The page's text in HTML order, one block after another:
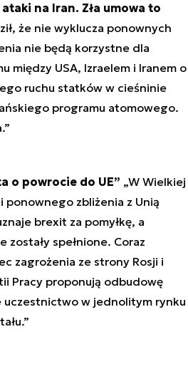
na Iran. Zła umowa to
że nie wyklucza ponownych
nie będą korzystne dla
między USA, Izraelem i Iranem o
ruchu statków w cieśninie
programu atomowego.
o powrocie do UE” „W Wielkiej
ponownego zbliżenia z Unią
brexit za pomyłkę, a
spełnione. Coraz
zagrożenia ze strony Rosji i
Pracy proponują odbudowę
uczestnictwo w jednolitym rynku